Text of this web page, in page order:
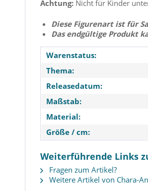
Achtung: Nicht für Kinder
Diese Figurenart ist für
Das endgültige Produkt
Warenstatus:
Thema:
Releasedatum:
Maßstab:
Material:
Größe / cm:
Weiterführende Links
Fragen zum Artikel?
Weitere Artikel von Chara-
Dead by Daylight - Trapper